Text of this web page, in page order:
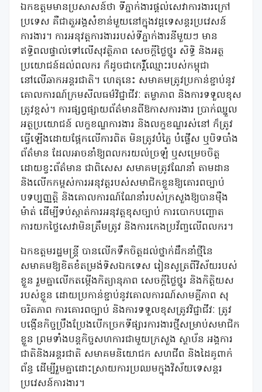
ឯកឧត្តមមានប្រសាសន៍ថា ទីភ្នាក់ងារផ្តល់សេវាការងារក្រៅ
ប្រទេស គឺជាតួអង្គសំខាន់មួយនៅក្នុងវដ្តទេសន្តរប្រវេសន៍
ការងារ។ ការអនុវត្តការងាររបស់ទីភ្នាក់ងារនីមួយៗ មាន
ឥទ្ធិពលផ្ទាល់ទៅលើសុវត្ថិភាព សេចក្តីថ្លៃថ្នូរ សិទ្ធិ និងអត្ថ
ប្រយោជន៍ដល់ពលករ ក៏ដូចជាកេរ្តិ៍ឈ្មោះរបស់កម្ពុជា
នៅលើឆាកអន្តរជាតិ។ ហេតុនេះ សមាគមត្រូវប្រកាន់ខ្ជាប់នូវ
គោលការណ៍ក្រមសីលធម៌វិជ្ជាជីវៈ តម្លាភាព និងការទទួលខុស
ត្រូវខ្ពស់។ ការផ្សព្វផ្សាយព័ត៌មានពីឱកាសការងារ ប្រាក់ឈ្នួល
អត្ថប្រយោជន៍ លក្ខខណ្ឌការងារ និងលក្ខខណ្ឌរស់នៅ ក៏ត្រូវ
ធ្វើឡើងដោយផ្អែកលើការពិត មិនត្រូវបំភ្លៃ បំផ្លើស ឬបិទបាំង
ព័ត៌មាន ដែលអាចនាំឱ្យពលករយល់ច្រឡំ ឬសម្រេចចិត្ត
ដោយខ្វះព័ត៌មាន ជាពិសេស សមាគមត្រូវណែនាំ តាមដាន
និងលើកកម្ពស់ការអនុវត្តរបស់សមាជិកខ្លួនឱ្យគោរពច្បាប់
បទប្បញ្ញត្តិ និងគោលការណ៍ណែនាំរបស់ក្រសួងឱ្យបានម៉ឺង
ម៉ាត់ ដើម្បីទប់ស្កាត់ការអនុវត្តខុសច្បាប់ ការបោកបញ្ឆោត
ការយកថ្លៃសេវាមិនត្រឹមត្រូវ និងការកេងប្រវ័ញ្ចលើពលករ។
ឯកឧត្តមរដ្ឋមន្រ្តី បានលើកទឹកចិត្តដល់ថ្នាក់ដឹកនាំថ្មីនៃ
សមាគមឱ្យខិតខំតម្រង់ទិសឯកទេស រៀនសូត្រពីវិស័យរបស់
ខ្លួន រួមគ្នាលើកតម្កើងកិត្យានុភាព សេចក្តីថ្លៃថ្នូរ និងកិត្តិយស
របស់ខ្លួន ដោយប្រកាន់ខ្ជាប់នូវគោលការណ៍សាមគ្គីភាព សុ
ចរិតភាព ការគោរពច្បាប់ និងការទទួលខុសត្រូវវិជ្ជាជីវៈ ត្រូវ
បង្កើនកិច្ចប្រឹងប្រែងបើកច្រកទីផ្សារការងារថ្មីសម្រាប់សមាជិក
ខ្លួន ព្រមទាំងបន្តកិច្ចសហការជាមួយក្រសួង ស្ថាប័ន អង្គការ
ជាតិនិងអន្តរជាតិ សមាគមនិយោជក សហជីព និងដៃគូពាក់
ព័ន្ធ ដើម្បីរួមគ្នាដោះស្រាយការប្រឈមក្នុងវិស័យទេសន្តរ
ប្រវេសន៍ការងារ។